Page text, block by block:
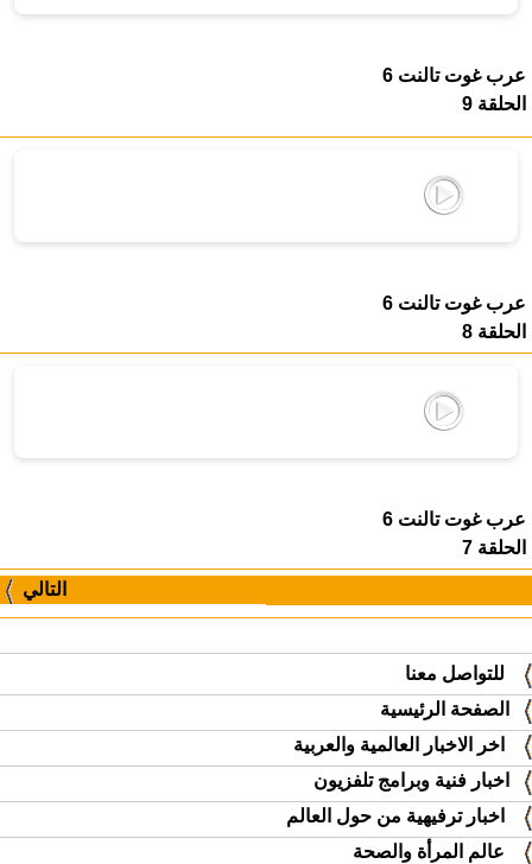
عرب غوت تالنت 6
الحلقة 9
عرب غوت تالنت 6
الحلقة 8
عرب غوت تالنت 6
الحلقة 7
التالي
للتواصل معنا
الصفحة الرئيسية
اخر الاخبار العالمية والعربية
اخبار فنية وبرامج تلفزيون
اخبار ترفيهية من حول العالم
عالم المرأة والصحة